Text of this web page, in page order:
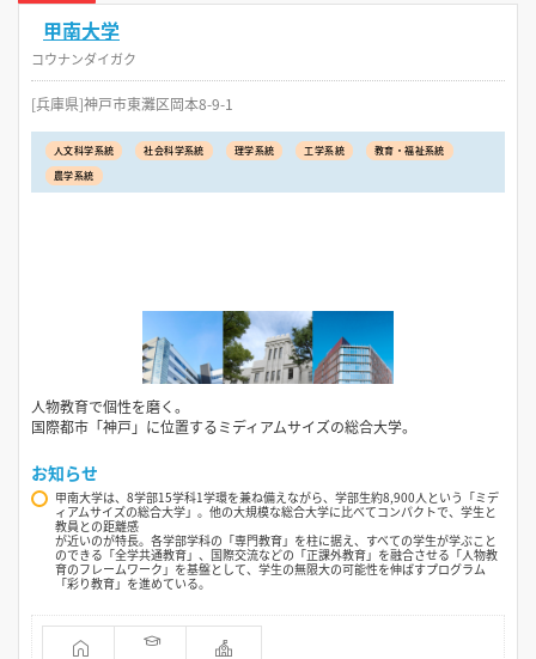
甲南大学
コウナンダイガク
[兵庫県]神戸市東灘区岡本8-9-1
人文科学系統 社会科学系統 理学系統 工学系統
教育・福祉系統
農学系統
人物教育で個性を磨く。
国際都市「神戸」に位置するミディアムサイズの総合大学。
お知らせ
甲南大学は、8学部15学科1学環を兼ね備えながら、学部生約8,900人という「ミデ
ィアムサイズの総合大学」。他の大規模な総合大学に比べてコンパクトで、学生と
教員との距離感
が近いのが特長。各学部学科の「専門教育」を柱に据え、すべての学生が学ぶこと
のできる「全学共通教育」、国際交流などの「正課外教育」を融合させる「人物教
育のフレームワーク」を基盤として、学生の無限大の可能性を伸ばすプログラム
「彩り教育」を進めている。